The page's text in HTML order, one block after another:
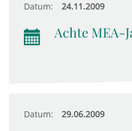
Datum: 24.11.2009
Achte MEA-
Datum: 29.06.2009